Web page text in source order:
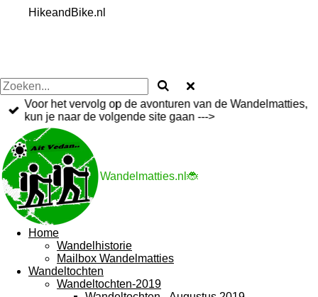
HikeandBike.nl
Voor het vervolg op de avonturen van de Wandelmatties,
kun je naar de volgende site gaan --->
Wandelmatties.nl🐞
Home
Wandelhistorie
Mailbox Wandelmatties
Wandeltochten
Wandeltochten-2019